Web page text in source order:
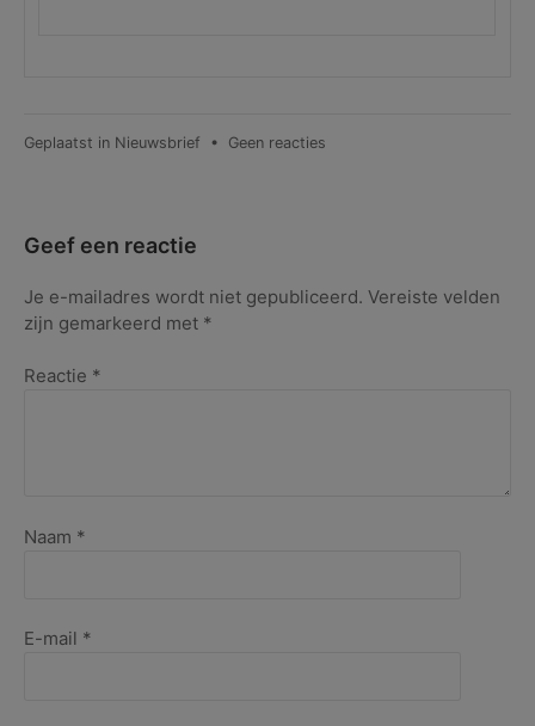
Geplaatst in Nieuwsbrief • Geen reacties
2021
Geef een reactie
Je e-mailadres wordt niet gepubliceerd. Vereiste velden
zijn gemarkeerd met *
Reactie *
Naam *
E-mail *